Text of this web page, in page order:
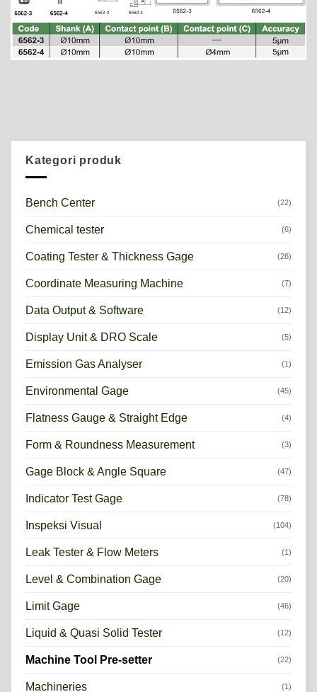
Kategori produk
Bench Center (22)
Chemical tester (6)
Coating Tester & Thickness Gage (26)
Coordinate Measuring Machine (7)
Data Output & Software (12)
Display Unit & DRO Scale (5)
Emission Gas Analyser (1)
Environmental Gage (45)
Flatness Gauge & Straight Edge (4)
Form & Roundness Measurement (3)
Gage Block & Angle Square (47)
Indicator Test Gage (78)
Inspeksi Visual (104)
Leak Tester & Flow Meters (1)
Level & Combination Gage (20)
Limit Gage (46)
Liquid & Quasi Solid Tester (12)
Machine Tool Pre-setter (22)
Machineries (1)